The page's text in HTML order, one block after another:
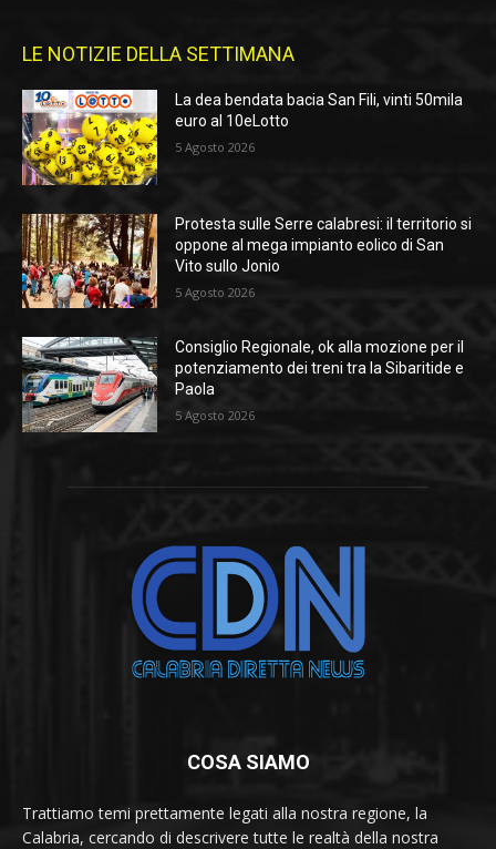
LE NOTIZIE DELLA SETTIMANA
La dea bendata bacia San Fili, vinti 50mila
euro al 10eLotto
5 Agosto 2026
Protesta sulle Serre calabresi: il territorio si
oppone al mega impianto eolico di San
Vito sullo Jonio
5 Agosto 2026
Consiglio Regionale, ok alla mozione per il
potenziamento dei treni tra la Sibaritide e
Paola
5 Agosto 2026
COSA SIAMO
Trattiamo temi prettamente legati alla nostra regione, la
Calabria, cercando di descrivere tutte le realtà della nostra